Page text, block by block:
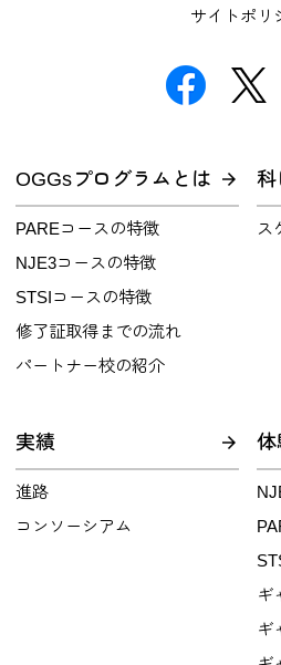
サイトポリ
OGGsプログラムとは
PAREコースの特徴
NJE3コースの特徴
STSIコースの特徴
修了証取得までの流れ
パートナー校の紹介
科
ス
実績
進路
コンソーシアム
体
ギ
ギ